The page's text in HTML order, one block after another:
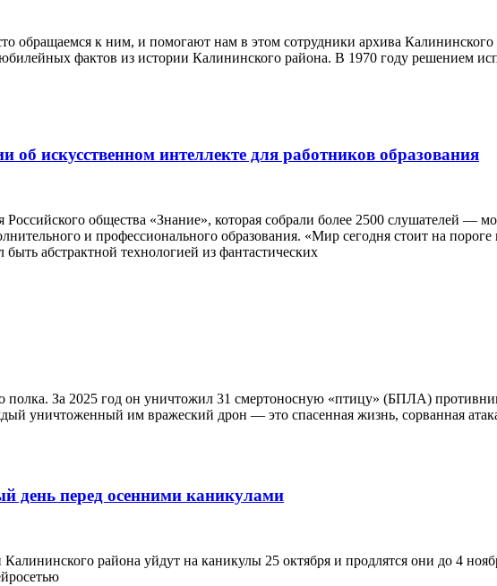
обращаемся к ним, и помогают нам в этом сотрудники архива
фактов из истории Калининского района. В 1970 году решением
искусственном интеллекте для работников образования
общества «Знание», которая собрали более 2500 слушателей —
и профессионального образования. «Мир сегодня стоит на
абстрактной технологией из фантастических
За 2025 год он уничтожил 31 смертоносную «птицу» (БПЛА)
уничтоженный им вражеский дрон — это спасенная жизнь, сорванная
день перед осенними каникулами
района уйдут на каникулы 25 октября и продлятся они до 4